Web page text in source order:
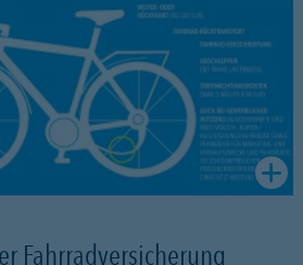
Fahrradversicherung